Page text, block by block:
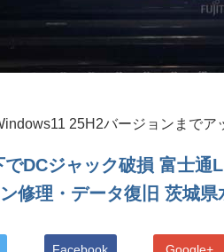
25H2バージョンまでア
でDCジャック破損 富士
修理・データ復旧 茨城